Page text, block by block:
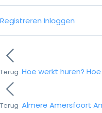
Registreren Inloggen
Terug Hoe werkt huren?
Terug Almere Amersfoort